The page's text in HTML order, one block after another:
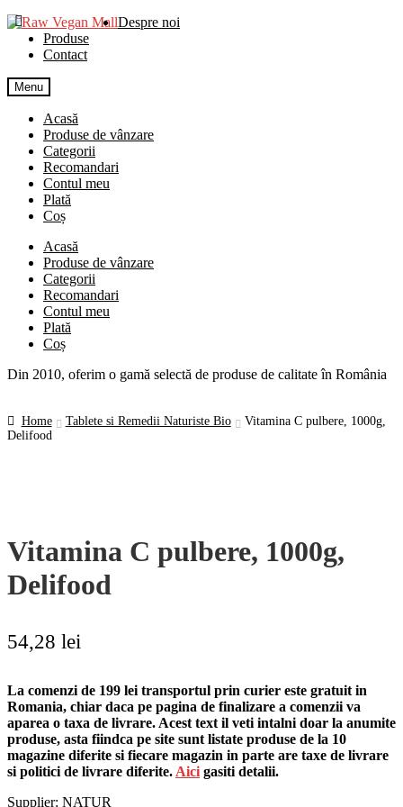
Skip
navigation
Skip
content
Despre noi
Produse
Contact
Menu
Acasă
Produse de vânzare
Categorii
Recomandari
Contul meu
Plată
Coș
Acasă
Produse de vânzare
Categorii
Recomandari
Contul meu
Plată
Coș
Din 2010, oferim o gamă selectă de produse de calitate în România
Home Tablete si Remedii Naturiste Bio
Vitamina C pulbere, 1000g,
Delifood
Vitamina C pulbere, 1000g,
Delifood
54,28 lei
La comenzi de 199 lei transportul prin curier este gratuit in
Romania, chiar daca pe pagina de finalizare a comenzii va
aparea o taxa de livrare. Acest text il veti intalni doar la anumite
produse, asta fiindca pe site sunt listate produse de la 10
magazine diferite si fiecare magazin in parte are taxe de livrare
si politici de livrare diferite. Aici gasiti detalii.
Supplier: NATUR